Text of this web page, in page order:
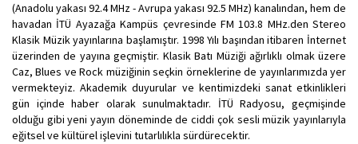
(Anadolu yakası 92.4 MHz - Avrupa yakası 92.5 MHz) kanalından, hem de
havadan İTÜ Ayazağa Kampüs çevresinde FM 103.8 MHz.den Stereo
Klasik Müzik yayınlarına başlamıştır. 1998 Yılı başından itibaren İnternet
üzerinden de yayına geçmiştir. Klasik Batı Müziği ağırlıklı olmak üzere
Caz, Blues ve Rock müziğinin seçkin örneklerine de yayınlarımızda yer
vermekteyiz. Akademik duyurular ve kentimizdeki sanat etkinlikleri
gün içinde haber olarak sunulmaktadır. İTÜ Radyosu, geçmişinde
olduğu gibi yeni yayın döneminde de ciddi çok sesli müzik yayınlarıyla
eğitsel ve kültürel işlevini tutarlılıkla sürdürecektir.